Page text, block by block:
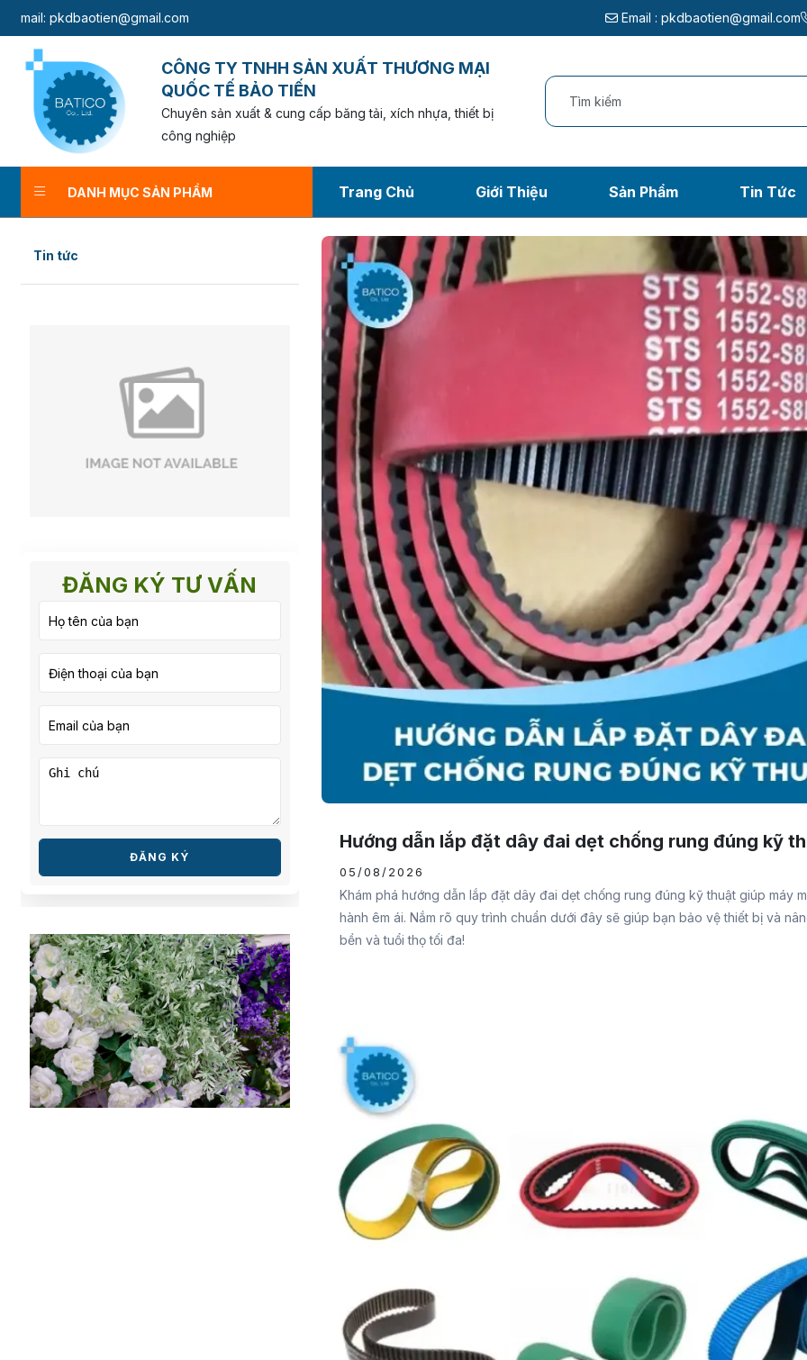
Email : pkdbaotien@gmail.com
CÔNG TY TNHH SẢN XUẤT THƯƠNG MẠI
QUỐC TẾ BẢO TIẾN
Chuyên sản xuất & cung cấp băng tải, xích nhựa, thiết bị
công nghiệp
DANH MỤC SẢN PHẨM Trang Chủ Giới Thiệu Sản Phẩm Tin Tức
Tin tức
Trang chủ / Tin tức
Tin tức
ĐĂNG KÝ TƯ VẤN
ĐĂNG KÝ
Hướng dẫn lắp đặt dây đai dẹt chống rung đúng kỹ
05/08/2026
Khám phá hướng dẫn lắp đặt dây đai dẹt chống rung đúng kỹ thuật giúp máy
hành êm ái. Nắm rõ quy trình chuẩn dưới đây sẽ giúp bạn bảo vệ thiết bị và
bền và tuổi thọ tối đa!